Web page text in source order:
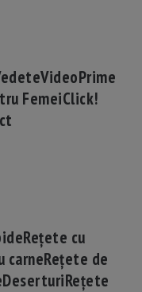
VideoPrime
FemeiClick!
Rețete cu
carneRețete de
DeserturiRețete